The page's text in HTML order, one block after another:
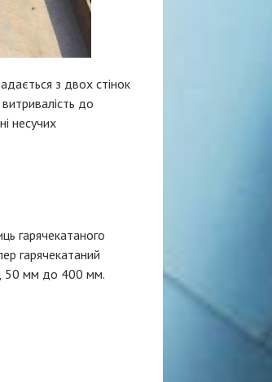
з двох стінок
до
несучих
гарячекатаного
гарячекатаний
50 мм до 400 мм.